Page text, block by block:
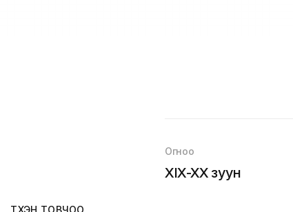
ТҮҮХЭН ТОВЧОО
Огноо
XIX-XX зуун